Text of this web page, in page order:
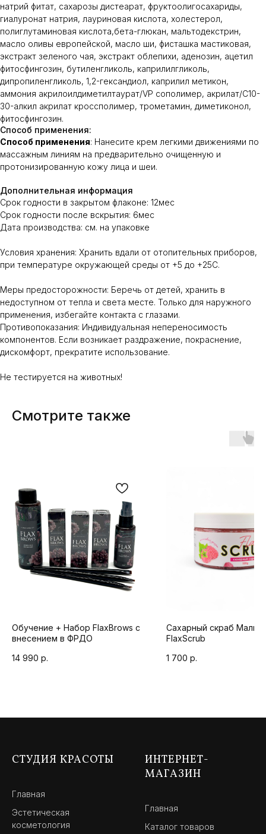
натрий фитат, сахарозы дистеарат, фруктоолигосахариды,
гиалуронат натрия, лауриновая кислота, холестерол,
полиглутаминовая кислота,бета-глюкан, мальтодекстрин,
масло оливы европейской, масло ши, фисташка мастиковая,
экстракт зеленого чая, экстракт облепихи, аденозин, ацетил
фитосфингозин, бутиленгликоль, каприлилгликоль,
дипропиленгликоль, 1,2-гександиол, каприлил метикон,
аммония акрилоилдиметилтаурат/VP сополимер, акрилат/С10-
30-алкил акрилат кроссполимер, трометамин, диметиконол,
фитосфингозин.
Способ применения:
Способ применения: Нанесите крем легкими движениями по
массажным линиям на предварительно очищенную и
протонизированную кожу лица и шеи.
Дополнительная информация
Срок годности в закрытом флаконе: 12мес
Срок годности после вскрытия: 6мес
Дата производства: см. на упаковке
Условия хранения: Хранить вдали от отопительных приборов,
при температуре окружающей среды от +5 до +25С.
Меры предосторожности: Беречь от детей, хранить в
недоступном от тепла и света месте. Только для наружного
применения, избегайте контакта с глазами.
Противопоказания: Индивидуальная непереносимость
компонентов. Если возникает раздражение, покраснение,
дискомфорт, прекратите использование.
Не тестируется на животных!
Смотрите также
Обучение + Набор FlaxBrows с
внесением в ФРДО
14 990 р.
Сахарный скраб
FlaxScrub
1 700 р.
СТУДИЯ КРАСОТЫ
Главная
Эстетическая
косметология
ИНТЕРНЕТ-
МАГАЗИН
Главная
Каталог товаров